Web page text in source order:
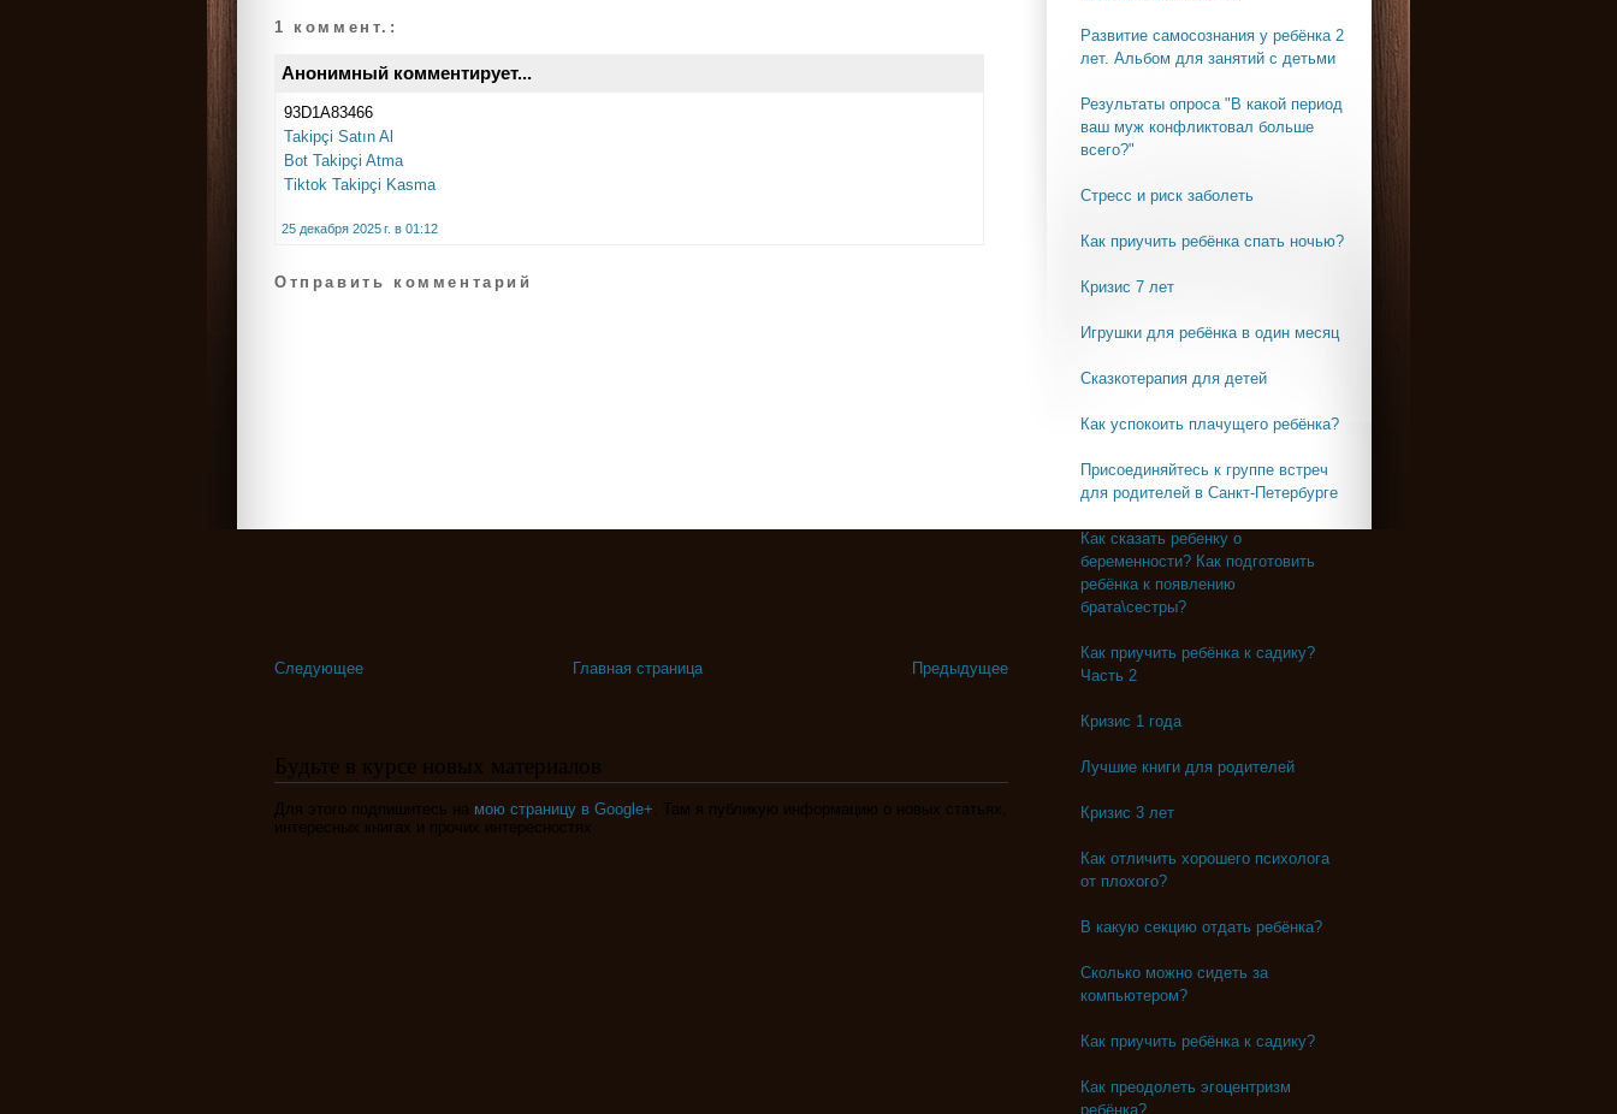
1 коммент.:
Анонимный комментирует...
93D1A83466
Takipçi Satın Al
Bot Takipçi Atma
Tiktok Takipçi Kasma
25 декабря 2025 г. в 01:12
Отправить комментарий
Следующее Предыдущее
Главная страница
Будьте в курсе новых материалов
Для этого подпишитесь на мою страницу в Google+ . Там я публикую информацию о новых статьях,
интересных книгах и прочих интересностях
Развитие самосознания у ребёнка 2
лет. Альбом для занятий с детьми
Результаты опроса "В какой период
ваш муж конфликтовал больше
всего?"
Стресс и риск заболеть
Как приучить ребёнка спать ночью?
Кризис 7 лет
Игрушки для ребёнка в один месяц
Сказкотерапия для детей
Как успокоить плачущего ребёнка?
Присоединяйтесь к группе встреч
для родителей в Санкт-Петербурге
Как сказать ребенку о
беременности? Как подготовить
ребёнка к появлению
брата\сестры?
Как приучить ребёнка к садику?
Часть 2
Кризис 1 года
Лучшие книги для родителей
Кризис 3 лет
Как отличить хорошего психолога
от плохого?
В какую секцию отдать ребёнка?
Сколько можно сидеть за
компьютером?
Как приучить ребёнка к садику?
Как преодолеть эгоцентризм
ребёнка?